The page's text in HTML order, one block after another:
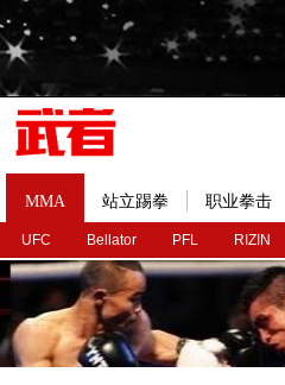
MMA
UFC Bellator PFL RIZIN
站立踢拳 职业拳击